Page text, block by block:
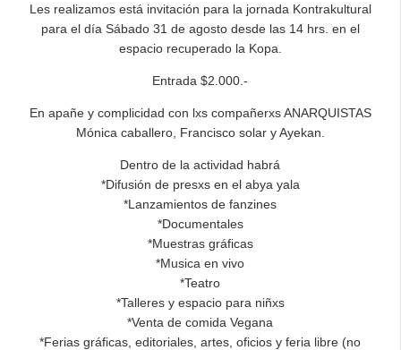
Les realizamos está invitación para la jornada Kontrakultural
para el día Sábado 31 de agosto desde las 14 hrs. en el
espacio recuperado la Kopa.
Entrada $2.000.-
En apañe y complicidad con lxs compañerxs ANARQUISTAS
Mónica caballero, Francisco solar y Ayekan.
Dentro de la actividad habrá
*Difusión de presxs en el abya yala
*Lanzamientos de fanzines
*Documentales
*Muestras gráficas
*Musica en vivo
*Teatro
*Talleres y espacio para niñxs
*Venta de comida Vegana
*Ferias gráficas, editoriales, artes, oficios y feria libre (no